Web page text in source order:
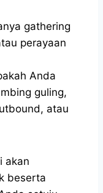
gathering
perayaan
Anda
guling,
atau
akan
beserta